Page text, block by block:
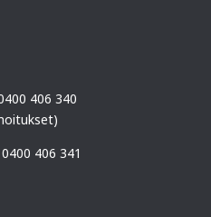
406 340
406 341